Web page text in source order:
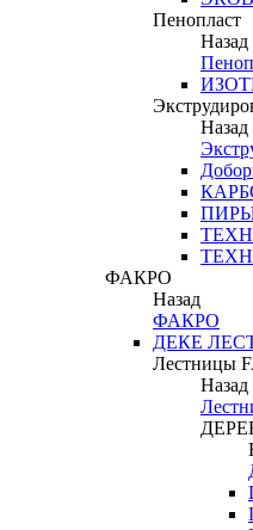
Пенопласт
Назад
Назад
ФАКРО
Назад
ФАКРО
ДЕКЕ
Лестницы
Назад